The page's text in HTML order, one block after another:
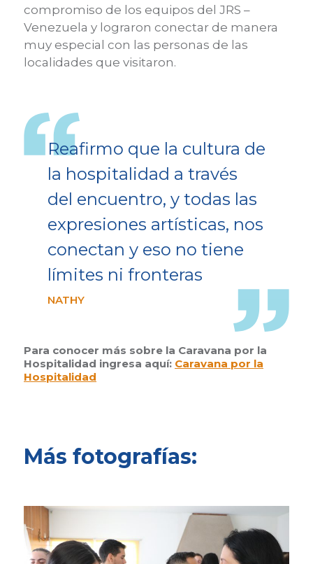
compromiso de los equipos del JRS –
Venezuela y lograron conectar de manera
muy especial con las personas de las
localidades que visitaron.
Reafirmo que la cultura de
la hospitalidad a través
del encuentro, y todas las
expresiones artísticas, nos
conectan y eso no tiene
límites ni fronteras
NATHY
Para conocer más sobre la Caravana por la
Hospitalidad ingresa aquí: Caravana por la
Hospitalidad
Más fotografías: